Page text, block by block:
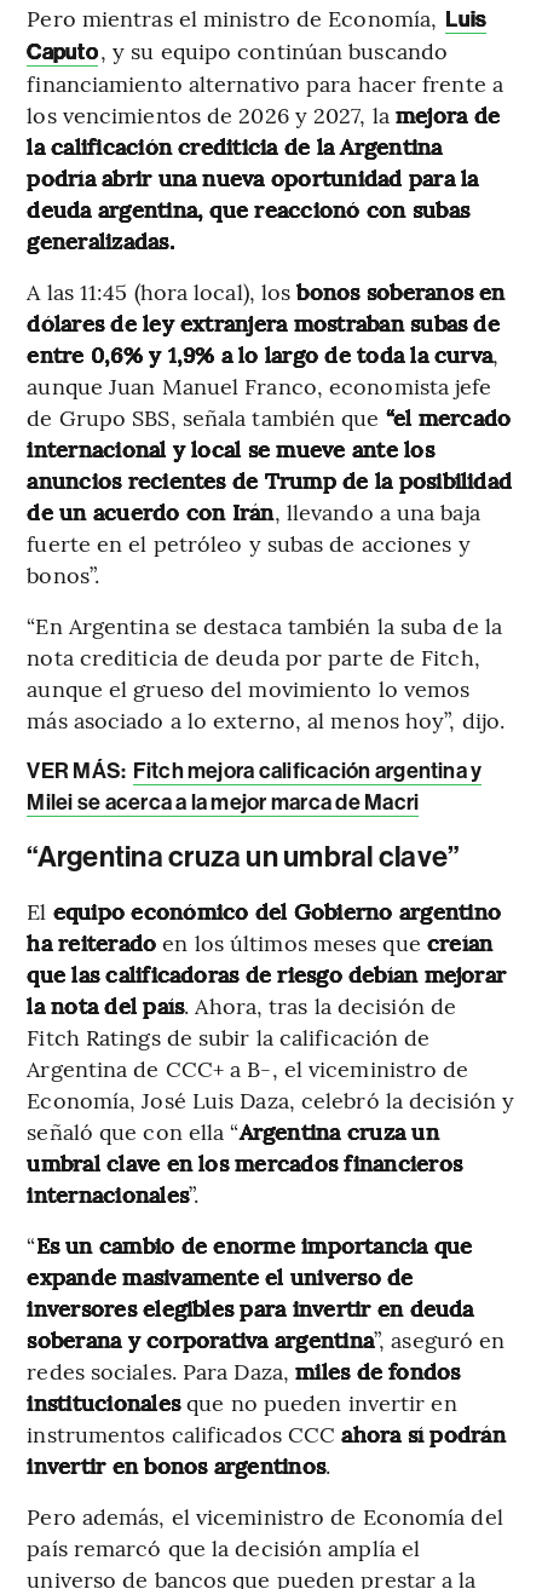
Pero mientras el ministro de Economía, Luis
Caputo, y su equipo continúan buscando
financiamiento alternativo para hacer frente a
los vencimientos de 2026 y 2027, la mejora de
la calificación crediticia de la Argentina
podría abrir una nueva oportunidad para la
deuda argentina, que reaccionó con subas
generalizadas.
A las 11:45 (hora local), losbonos soberanos en
dólares de ley extranjera mostraban subas de
entre 0,6% y 1,9% a lo largo de toda la curva,
aunque Juan Manuel Franco, economista jefe
de Grupo SBS, señala también que “el mercado
internacional y local se mueve ante los
anuncios recientes de Trump de la posibilidad
de un acuerdo con Irán, llevando a una baja
fuerte en el petróleo y subas de acciones y
bonos”.
“En Argentina se destaca también la suba de la
nota crediticia de deuda por parte de Fitch,
aunque el grueso del movimiento lo vemos
más asociado a lo externo, al menos hoy”, dijo.
VER MÁS: Fitch mejora calificación argentina y
Milei se acerca a la mejor marca de Macri
“Argentina cruza un umbral clave”
El equipo económico del Gobierno argentino
ha reiterado en los últimos meses que creían
que las calificadoras de riesgo debían mejorar
la nota del país. Ahora, tras la decisión de
Fitch Ratings de subir la calificación de
Argentina de CCC+ a B-, el viceministro de
Economía, José Luis Daza, celebró la decisión y
señaló que con ella “Argentina cruza un
umbral clave en los mercados financieros
internacionales”.
“Es un cambio de enorme importancia que
expande masivamente el universo de
inversores elegibles para invertir en deuda
soberana y corporativa argentina”, aseguró en
redes sociales. Para Daza,miles de fondos
institucionalesque no pueden invertir en
instrumentos calificados CCCahora sí podrán
invertir en bonos argentinos.
Pero además, el viceministro de Economía del
país remarcó que la decisión amplía el
universo de bancos que pueden prestar a la